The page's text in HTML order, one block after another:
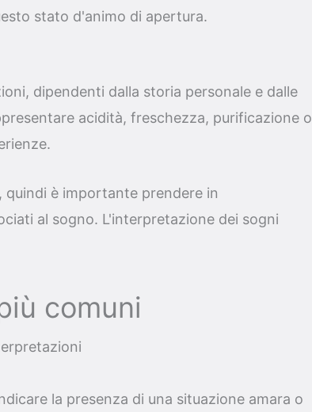
stato d'animo di apertura.
dipendenti dalla storia personale e dalle
acidità, freschezza, purificazione o
quindi è importante prendere in
al sogno. L'interpretazione dei sogni
comuni
la presenza di una situazione amara o